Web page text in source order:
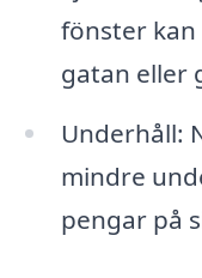
fönster
gatan eller
Underhåll:
mindre
pengar på